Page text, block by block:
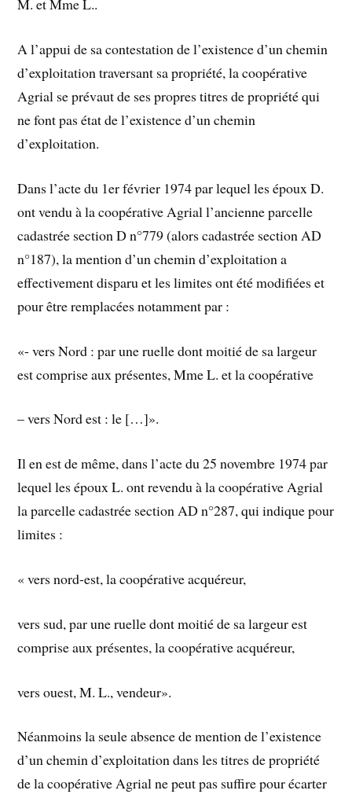
M. et Mme L..
A l’appui de sa contestation de l’existence d’un chemin
d’exploitation traversant sa propriété, la coopérative
Agrial se prévaut de ses propres titres de propriété qui
ne font pas état de l’existence d’un chemin
d’exploitation.
Dans l’acte du 1er février 1974 par lequel les époux D.
ont vendu à la coopérative Agrial l’ancienne parcelle
cadastrée section D n°779 (alors cadastrée section AD
n°187), la mention d’un chemin d’exploitation a
effectivement disparu et les limites ont été modifiées et
pour être remplacées notamment par :
«- vers Nord : par une ruelle dont moitié de sa largeur
est comprise aux présentes, Mme L. et la coopérative
– vers Nord est : le […]».
Il en est de même, dans l’acte du 25 novembre 1974 par
lequel les époux L. ont revendu à la coopérative Agrial
la parcelle cadastrée section AD n°287, qui indique pour
limites :
« vers nord-est, la coopérative acquéreur,
vers sud, par une ruelle dont moitié de sa largeur est
comprise aux présentes, la coopérative acquéreur,
vers ouest, M. L., vendeur».
Néanmoins la seule absence de mention de l’existence
d’un chemin d’exploitation dans les titres de propriété
de la coopérative Agrial ne peut pas suffire pour écarter